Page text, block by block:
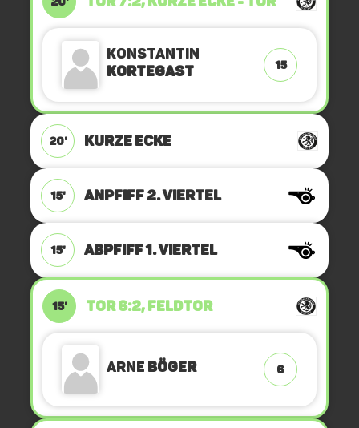
Konstantin
Kortegast
15
20' KURZE ECKE
15' ANPFIFF 2. Viertel
15' ABPFIFF 1. Viertel
15' TOR 6:2, FELDTOR
Arne Böger 6